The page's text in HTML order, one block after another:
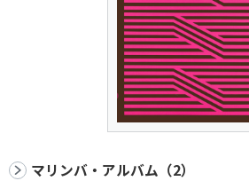
マリンバ・アルバム（2）